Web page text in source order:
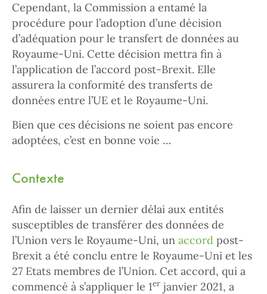
Cependant, la Commission a entamé la
procédure pour l’adoption d’une décision
d’adéquation pour le transfert de données au
Royaume-Uni. Cette décision mettra fin à
l’application de l’accord post-Brexit. Elle
assurera la conformité des transferts de
données entre l’UE et le Royaume-Uni.
Bien que ces décisions ne soient pas encore
adoptées, c’est en bonne voie …
Contexte
Afin de laisser un dernier délai aux entités
susceptibles de transférer des données de
l’Union vers le Royaume-Uni, un accord post-
Brexit a été conclu entre le Royaume-Uni et les
27 Etats membres de l’Union. Cet accord, qui a
commencé à s’appliquer le 1er janvier 2021, a